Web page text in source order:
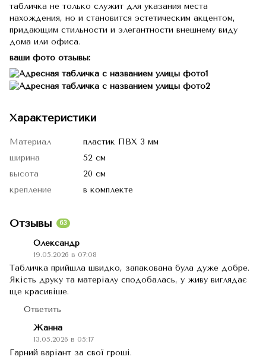
табличка не только служит для указания места
нахождения, но и становится эстетическим акцентом,
придающим стильности и элегантности внешнему виду
дома или офиса.
ваши фото отзывы:
Характеристики
Материал
пластик ПВХ 3 мм
ширина
52 см
высота
20 см
крепление
в комплекте
Отзывы 63
Олександр
19.05.2026 в 07:08
Табличка прийшла швидко, запакована була дуже добре.
Якість друку та матеріалу сподобалась, у живу виглядає
ще красивіше.
Ответить
Жанна
13.05.2026 в 05:17
Гарний варіант за свої гроші.